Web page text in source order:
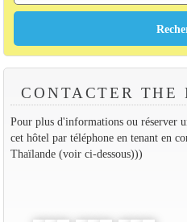
CONTACTER THE
Pour plus d'informations ou réserver
cet hôtel par téléphone en tenant en
Thaïlande (voir ci-dessous)))